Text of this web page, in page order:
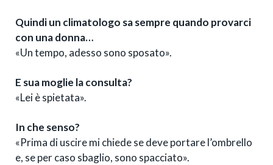
Quindi un climatologo sa sempre quando provarci
con una donna…
«Un tempo, adesso sono sposato».
E sua moglie la consulta?
«Lei è spietata».
In che senso?
«Prima di uscire mi chiede se deve portare l’ombrello
e, se per caso sbaglio, sono spacciato».